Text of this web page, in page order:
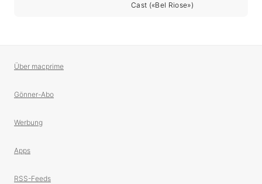
Cast («Bel Riose»)
Über macprime
Gönner-Abo
Werbung
Apps
RSS-Feeds